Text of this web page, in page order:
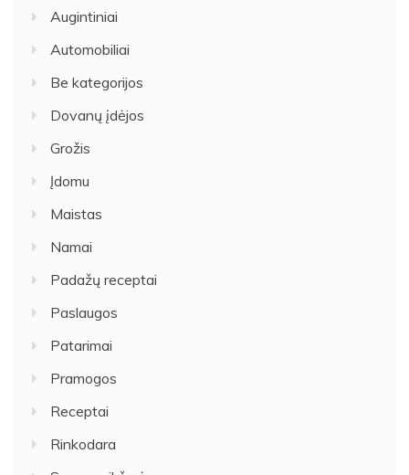
Augintiniai
Automobiliai
Be kategorijos
Dovanų įdėjos
Grožis
Įdomu
Maistas
Namai
Padažų receptai
Paslaugos
Patarimai
Pramogos
Receptai
Rinkodara